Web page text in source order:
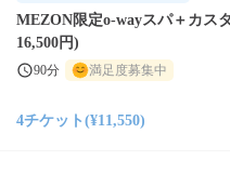
MEZON限定o-wayスパ＋カス
16,500円)
90分 満足度募集中
4チケット(¥11,550)